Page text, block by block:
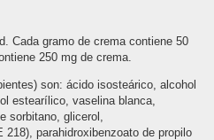
Cada gramo de crema contiene 50
250 mg de crema.
son: ácido isosteárico, alcohol
estearílico, vaselina blanca,
sorbitano, glicerol,
218), parahidroxibenzoato de propilo